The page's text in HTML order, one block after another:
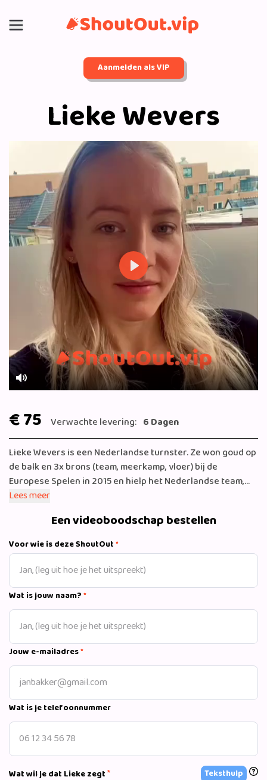
Aanmelden als VIP
Lieke Wevers
Mute
Play
€ 75 Verwachte levering: 6 Dagen
Lieke Wevers is een Nederlandse turnster. Ze won goud op
de balk en 3x brons (team, meerkamp, vloer) bij de
Europese Spelen in 2015 en hielp het Nederlandse team,
voor het eerst sinds 40 jaar, naar de Olympische Spelen.
Olympische Spelen in Rio 2016. Daar behaalde ze een
historische prestatie door met het Nederlandse team een
7e plek in de teamfinale te bemachtigen, en werd ze 20e in
haar individuele meerkamp finale. Ze is het tweelingzusje
van Sanne Wevers, Olympisch kampioen op de balk in Rio
2016. Samen hielpen ze afgelopen jaar het Nederlandse
team naar een Olympisch ticket.
Lees meer
Een videoboodschap bestellen
Voor wie is deze ShoutOut*
Wat is jouw naam?*
Jouw e-mailadres*
Wat is je telefoonnummer
Wat wil je dat Lieke zegt* Teksthulp